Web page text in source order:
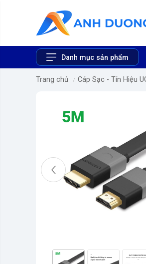
Danh mục sản phẩm
Trang chủ Cáp Sạc - Tín Hiệu